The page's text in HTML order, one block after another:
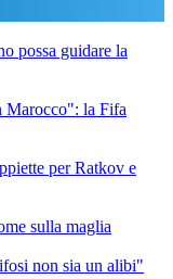
possa guidare la
Marocco": la Fifa
per Ratkov e
sulla maglia
non sia un alibi"